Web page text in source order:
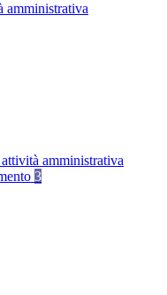
amministrativa
amministrativa
3